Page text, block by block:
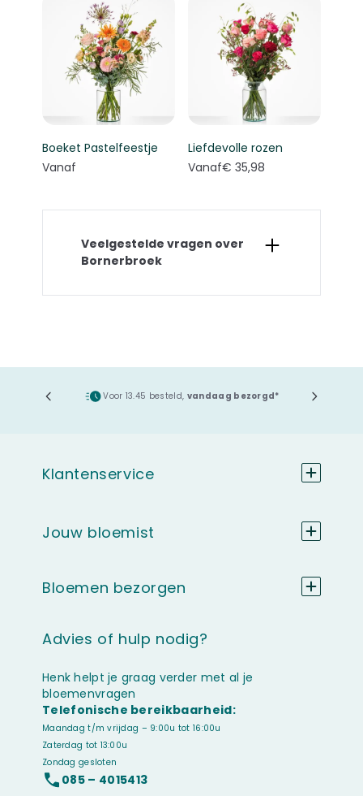
Boeket Pastelfeestje
Vanaf
Liefdevolle rozen
Vanaf€ 35,98
Veelgestelde vragen over
Bornerbroek
Voor 13.45 besteld, vandaag bezorgd*
Advies of hulp nodig?
Henk helpt je graag verder met al je
bloemenvragen
Telefonische bereikbaarheid:
Maandag t/m vrijdag – 9:00u tot 16:00u
Zaterdag tot 13:00u
Zondag gesloten
085 – 4015413
Klantenservice
Jouw bloemist
Bloemen bezorgen